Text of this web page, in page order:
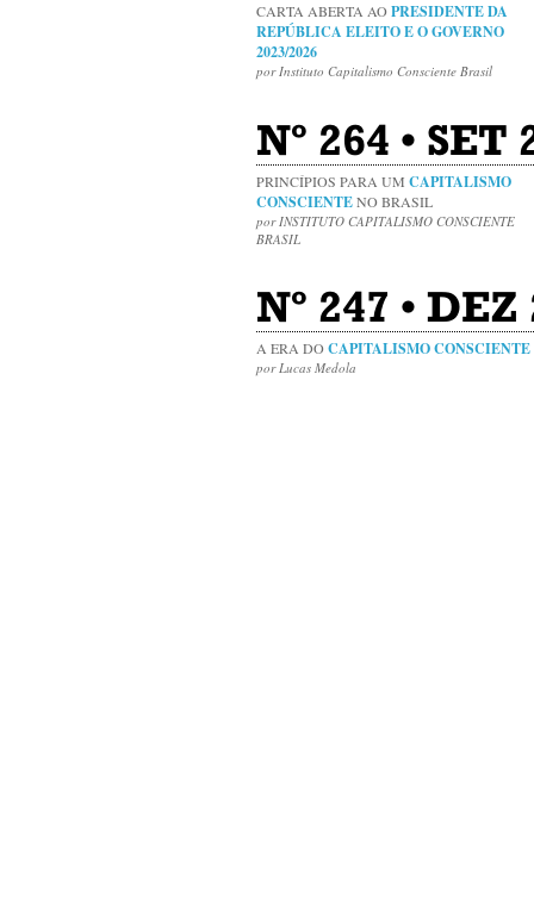
CARTA ABERTA AOPRESIDENTE DA
REPÚBLICA ELEITO E O GOVERNO
2023/2026
por Instituto Capitalismo Consciente Brasil
Nº 264 •
PRINCÍPIOS PARA UM CAPITALISMO
CONSCIENTENO BRASIL
por INSTITUTO CAPITALISMO CONSCIENTE
BRASIL
Nº 247 •
A ERA DOCAPITALISMO CONSCIENTE
por Lucas Medola